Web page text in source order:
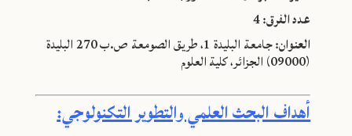
عدد الفرق:
العنوان:
جامعة البليدة 1، طريق الصومعة ص.ب 270 البليدة
(09000) الجزائر، كلية العلوم
أهداف البحث العلمي والتطوير التكنولوجي: